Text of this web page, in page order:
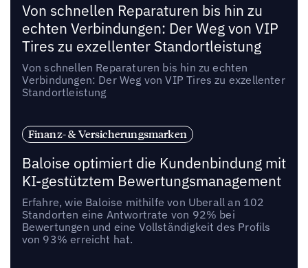
Von schnellen Reparaturen bis hin zu
echten Verbindungen: Der Weg von VIP
Tires zu exzellenter Standortleistung
Von schnellen Reparaturen bis hin zu echten
Verbindungen: Der Weg von VIP Tires zu exzellenter
Standortleistung
Finanz- & Versicherungsmarken
Baloise optimiert die Kundenbindung mit
KI-gestütztem Bewertungsmanagement
Erfahre, wie Baloise mithilfe von Uberall an 102
Standorten eine Antwortrate von 92% bei
Bewertungen und eine Vollständigkeit des Profils
von 93% erreicht hat.